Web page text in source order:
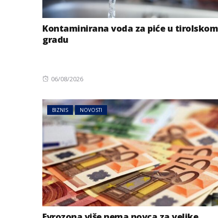
Kontaminirana voda za piće u tirolskom
gradu
Posted
06/08/2026
BIZNIS NOVOSTI